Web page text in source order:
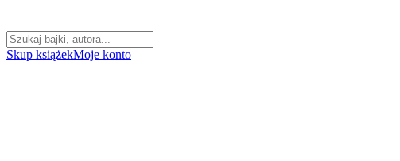
Skup książekMoje konto